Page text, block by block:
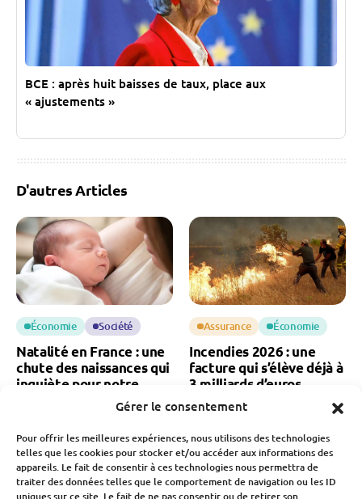
Gérer le consentement
Pour offrir les meilleures expériences, nous utilisons des technologies
telles que les cookies pour stocker et/ou accéder aux informations des
appareils. Le fait de consentir à ces technologies nous permettra de
traiter des données telles que le comportement de navigation ou les ID
uniques sur ce site. Le fait de ne pas consentir ou de retirer son
BCE : après huit baisses de taux, place aux
« ajustements »
D'autres Articles
Économie Société
Natalité en France : une
chute des naissances qui
inquiète pour notre
7 Août 2026
Assurance Économie
Incendies 2026 : une
facture qui s’élève déjà à
3 milliards d’euros
Fabien Monvoisin